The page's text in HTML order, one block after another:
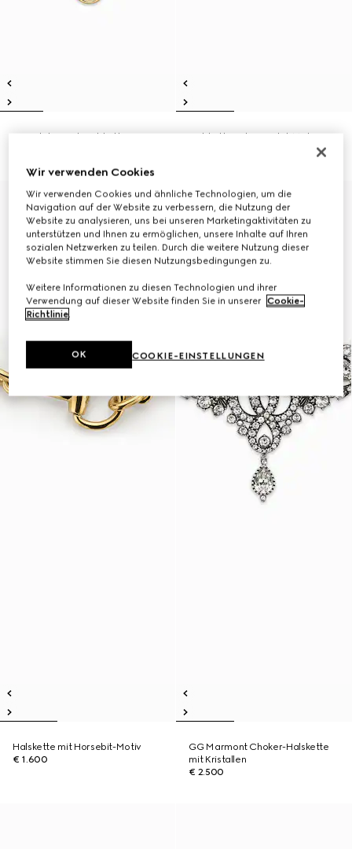
Horsebit Lariat-Halskette
Halskette mit Horsebit-Motiv
Halskette mit Horsebit-Motiv
€ 1.600
GG Marmont Choker-Halskette
mit Kristallen
€ 2.500
Wir verwenden Cookies
Wir verwenden Cookies und ähnliche Technologien, um die
Navigation auf der Website zu verbessern, die Nutzung der
Website zu analysieren, uns bei unseren Marketingaktivitäten zu
unterstützen und Ihnen zu ermöglichen, unsere Inhalte auf Ihren
sozialen Netzwerken zu teilen. Durch die weitere Nutzung dieser
Website stimmen Sie diesen Nutzungsbedingungen zu.
Weitere Informationen zu diesen Technologien und ihrer
Verwendung auf dieser Website finden Sie in unserer Cookie-
Richtlinie.
COOKIE-EINSTELLUNGEN
OK